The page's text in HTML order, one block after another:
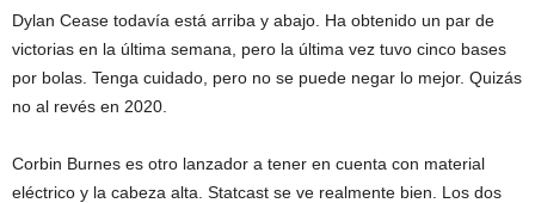
Dylan Cease todavía está arriba y abajo. Ha obtenido un par de
victorias en la última semana, pero la última vez tuvo cinco bases
por bolas. Tenga cuidado, pero no se puede negar lo mejor. Quizás
no al revés en 2020.
Corbin Burnes es otro lanzador a tener en cuenta con material
eléctrico y la cabeza alta. Statcast se ve realmente bien. Los dos